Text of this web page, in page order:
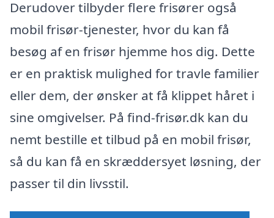
Derudover tilbyder flere frisører også
mobil frisør-tjenester, hvor du kan få
besøg af en frisør hjemme hos dig. Dette
er en praktisk mulighed for travle familier
eller dem, der ønsker at få klippet håret i
sine omgivelser. På find-frisør.dk kan du
nemt bestille et tilbud på en mobil frisør,
så du kan få en skræddersyet løsning, der
passer til din livsstil.